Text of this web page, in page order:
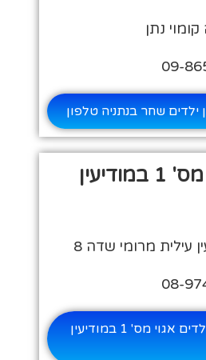
נתן
שחר בנתניה טלפון
גן ילדים אגוי מס' 1 במודיעין
עילית מרומי שדה 8
לכל המידע על גן ילדים אגוי מס' 1 במודיעין